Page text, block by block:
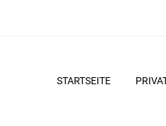
STARTSEITE